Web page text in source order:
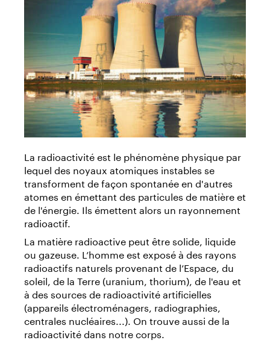
La radioactivité est le phénomène physique par
lequel des noyaux atomiques instables se
transforment de façon spontanée en d'autres
atomes en émettant des particules de matière et
de l'énergie. Ils émettent alors un rayonnement
radioactif.
La matière radioactive peut être solide, liquide
ou gazeuse. L’homme est exposé à des rayons
radioactifs naturels provenant de l’Espace, du
soleil, de la Terre (uranium, thorium), de l'eau et
à des sources de radioactivité artificielles
(appareils électroménagers, radiographies,
centrales nucléaires...). On trouve aussi de la
radioactivité dans notre corps.